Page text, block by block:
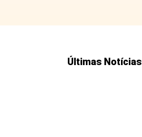
Últimas Notícias